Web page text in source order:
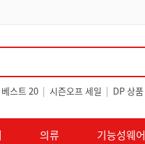
베스트 20 | 시즌오프 세일 | DP 상품
의류 기능성웨어